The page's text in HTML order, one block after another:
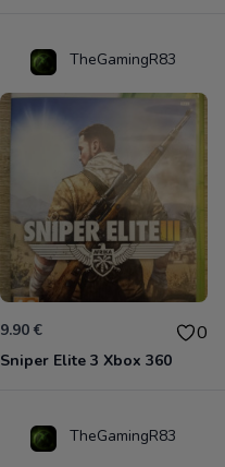
TheGamingR83
9.90 € 0
Sniper Elite 3 Xbox 360
TheGamingR83